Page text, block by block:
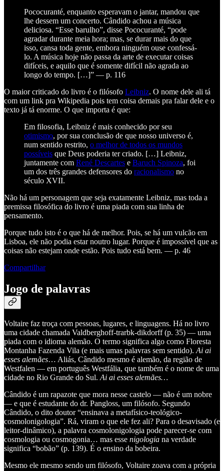
Pococuranté, enquanto esperavam o jantar, mandou que
lhe dessem um concerto. Cândido achou a música
deliciosa. “Esse barulho”, disse Pococuranté, “pode
agradar durante meia hora; mas, se durar mais do que
isso, cansa toda gente, embora ninguém ouse confessá-
lo. A música hoje não passa da arte de executar coisas
difíceis, e aquilo que é somente difícil não agrada ao
longo do tempo. […]” — p. 116
O maior criticado do livro é o filósofo Leibniz. O nome dele ali tá
com um link pra Wikipedia pois tem coisa demais pra falar dele e o
texto já tá enorme. O que importa é que:
Em filosofia, Leibniz é mais conhecido por seu
otimismo, por sua conclusão de que nosso universo é,
num sentido restrito, o melhor de todos os mundos
possíveis que Deus poderia ter criado. […] Leibniz,
juntamente com René Descartes e Baruch Spinoza, foi
um dos três grandes defensores do racionalismo no
século XVII.
Não há um personagem que seja exatamente Leibniz, mas toda a
premissa filosófica do livro é uma piada com sua linha de
pensamento.
Porque tudo isto é o que há de melhor. Pois, se há um vulcão em
Lisboa, ele não podia estar noutro lugar. Porque é impossível que as
coisas não estejam onde estão. Pois tudo está bem. — p. 46
Compartilhar
Jogo de palavras
Voltaire faz troça com pessoas, lugares, e linguagens. Há no livro
uma cidade chamada Valdberghoff-trarbk-dikdorff (p. 35) — uma
piada com o idioma alemão. O termo significa algo como Floresta
Montanha Fazenda Vila (e mais umas palavras sem sentido). Ai ai
esses alemães… Aliás, Cândido mesmo é alemão, da região de
Westfalen — em português Westfália, que também é o nome de uma
cidade no Rio Grande do Sul. Ai ai esses alemães…
Cândido é um rapazote que mora nesse castelo — não é um nobre
— e que é estudante do dr. Pangloss, um filósofo. Segundo
Cândido, o dito doutor “ensinava a metafísico-teológico-
cosmolonigologia”. Rá, viram o que ele fez ali? Para o desavisado (e
leitor-dinâmico), a palavra cosmolonigologia pode parecer-se com
cosmologia ou cosmogonia… mas esse nigologia na verdade
significa “bobão” (p. 139). É o ensino da bobeira.
Mesmo ele mesmo sendo um filósofo, Voltaire zoava com a própria